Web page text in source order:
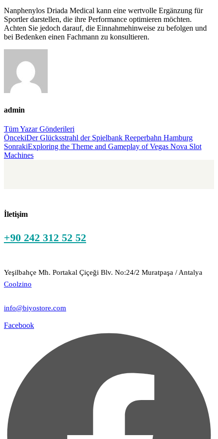
Nanphenylos Driada Medical kann eine wertvolle Ergänzung für
Sportler darstellen, die ihre Performance optimieren möchten.
Achten Sie jedoch darauf, die Einnahmehinweise zu befolgen und
bei Bedenken einen Fachmann zu konsultieren.
admin
Tüm Yazar Gönderileri
Gönderi
navigasyonu
ÖncekiDer Glücksstrahl der Spielbank Reeperbahn Hamburg
SonrakiExploring the Theme and Gameplay of Vegas Nova Slot
Machines
İletişim
+90 242 312 52 52
Yeşilbahçe Mh. Portakal Çiçeği Blv. No:24/2 Muratpaşa / Antalya
Coolzino
info@biyostore.com
Facebook